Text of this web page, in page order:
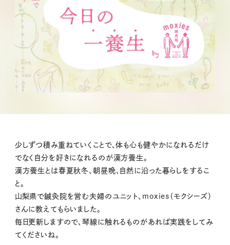
少しずつ積み重ねていくことで、体も心も健やかになれるだけ
でなく自分を好きになれるのが漢方養生。
漢方養生とは春夏秋冬、朝昼晩、自然に沿った暮らしをするこ
と。
山梨県で鍼灸院を営む夫婦のユニット、moxies（モクシーズ）
さんに教えてもらいました。
毎日更新しますので、琴線に触れるものがあれば実践をしてみ
てくださいね。